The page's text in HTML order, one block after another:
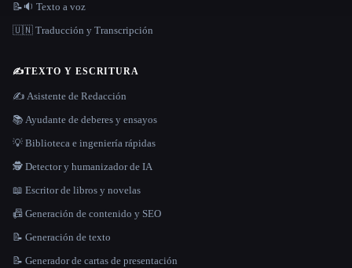
📝🔉 Texto a voz
🇺🇳 Traducción y Transcripción
✍️TEXTO Y ESCRITURA
✍️ Asistente de Redacción
📚 Ayudante de deberes y ensayos
💡 Biblioteca e ingeniería rápidas
🕵️ Detector y humanizador de IA
📖 Escritor de libros y novelas
📠 Generación de contenido y SEO
📝 Generación de texto
📝 Generador de cartas de presentación